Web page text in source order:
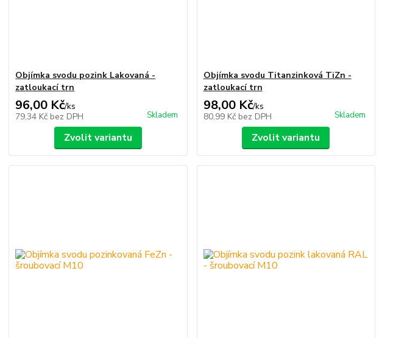
Objímka svodu pozink Lakovaná -
zatloukací trn
96,00 Kč/ks
79,34 Kč bez DPH Skladem
Zvolit variantu
Objímka svodu Titanzinková TiZn -
zatloukací trn
98,00 Kč/ks
80,99 Kč bez DPH Skladem
Zvolit variantu